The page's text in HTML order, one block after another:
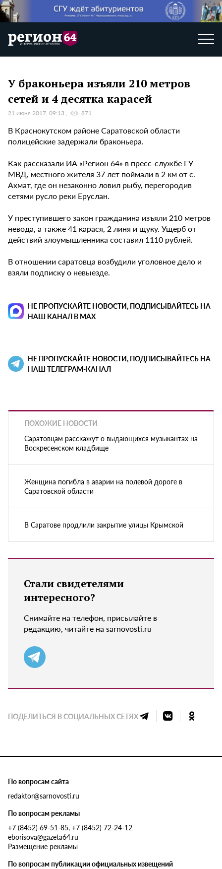
У браконьера изъяли 210 метров
сетей и 4 десятка карасей
21 июня 2017, 09:13 871
В Краснокутском районе Саратовской области
полицейские задержали браконьера.
Как рассказали ИА «Регион 64» в пресс-службе ГУ
МВД, местного жителя 37 лет поймали в 2 км от с.
Ахмат, где он незаконно ловил рыбу, перегородив
сетями русло реки Еруслан.
У преступившего закон гражданина изъяли 210 метров
невода, а также 41 карася, 2 линя и щуку. Ущерб от
действий злоумышленника составил 1110 рублей.
В отношении саратовца возбудили уголовное дело и
взяли подписку о невыезде.
НЕ ПРОПУСКАЙТЕ НОВОСТИ, ПОДПИСЫВАЙТЕСЬ НА
НАШ КАНАЛ В MAX
НЕ ПРОПУСКАЙТЕ НОВОСТИ, ПОДПИСЫВАЙТЕСЬ НА
НАШ ТЕЛЕГРАМ-КАНАЛ
ПОХОЖИЕ НОВОСТИ
Саратовцам расскажут о выдающихся музыкантах на
Воскресенском кладбище
Женщина погибла в аварии на полевой дороге в
Саратовской области
В Саратове продлили закрытие улицы Крымской
Стали свидетелями
интересного?
Снимайте на телефон, присылайте в
редакцию, читайте на sarnovosti.ru
ПОДЕЛИТЬСЯ В СОЦИАЛЬНЫХ СЕТЯХ
По вопросам сайта
redaktor@sarnovosti.ru
По вопросам рекламы
+7 (8452) 69-51-85, +7 (8452) 72-24-12
eborisova@gazeta64.ru
Размещение рекламы
По вопросам публикации официальных извещений